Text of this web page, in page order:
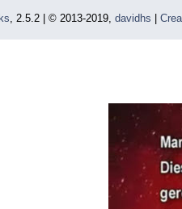
, 2.5.2 | © 2013-2019, davidhs